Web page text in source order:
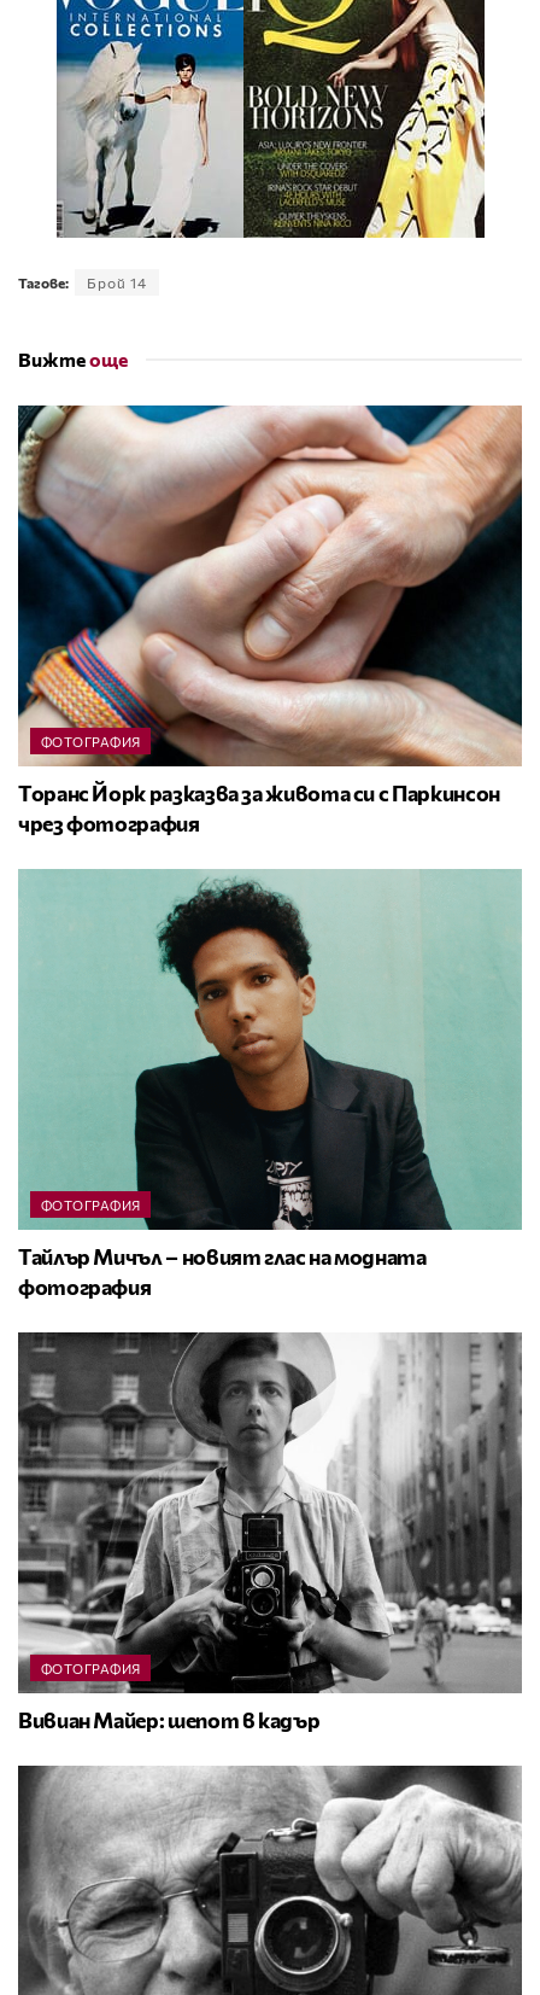
Тагове: Брой 14
Вижтеоще
ФОТОГРАФИЯ
Торанс Йорк разказва за живота си с Паркинсон
чрез фотография
ФОТОГРАФИЯ
Тайлър Мичъл – новият глас на модната
фотография
ФОТОГРАФИЯ
Вивиан Майер: шепот в кадър